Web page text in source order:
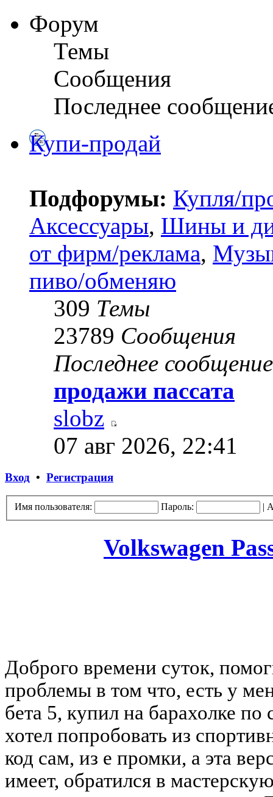
Форум
Темы
Сообщения
Последнее
Купи-продай
Подфорумы: Купля/
Аксессуары, Шины и
от фирм/реклама,
пиво/обменяю
309 Темы
23789 Сообщения
Последнее сообщение
продажи пассата
slobz
07 авг 2026, 22:41
Вход • Регистрация
Имя пользователя: Пароль: |
Volkswagen
Доброго времени суток,
проблемы в том что, есть у
бета 5, купил на барахолке
хотел попробовать из
код сам, из е промки, а эта
имеет, обратился в